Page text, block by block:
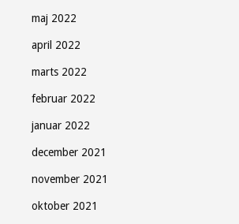
maj 2022
april 2022
marts 2022
februar 2022
januar 2022
december 2021
november 2021
oktober 2021